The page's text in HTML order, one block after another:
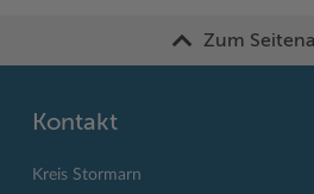
Zum
Kontakt
Kreis Stormarn